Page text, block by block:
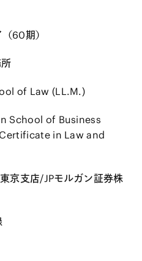
60期）
of Law (LL.M.)
School of Business
in Law and
京支店/JPモルガン証券株